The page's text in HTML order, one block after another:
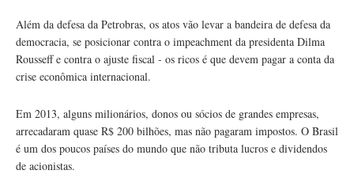
Além da defesa da Petrobras, os atos vão levar a bandeira de defesa da
democracia, se posicionar contra o impeachment da presidenta Dilma
Rousseff e contra o ajuste fiscal - os ricos é que devem pagar a conta da
crise econômica internacional.
Em 2013, alguns milionários, donos ou sócios de grandes empresas,
arrecadaram quase R$ 200 bilhões, mas não pagaram impostos. O Brasil
é um dos poucos países do mundo que não tributa lucros e dividendos
de acionistas.